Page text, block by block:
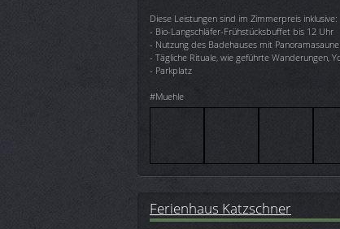
Diese Leistungen sind im Zimmerpreis inklusive:
- Bio-Langschläfer-Frühstücksbuffet bis 12 Uhr
- Nutzung des Badehauses mit
- Tägliche Rituale, wie geführte Wanderungen,
- Parkplatz
#Muehle
Ferienhaus Katzschner